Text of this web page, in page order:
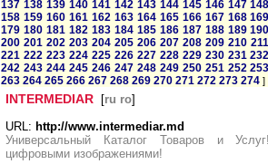
137 138 139 140 141 142 143 144 145 146 147
158 159 160 161 162 163 164 165 166 167 168
179 180 181 182 183 184 185 186 187 188 189
200 201 202 203 204 205 206 207 208 209 210 211
221 222 223 224 225 226 227 228 229 230 231
242 243 244 245 246 247 248 249 250 251 252
263 264 265 266 267 268 269 270 271 272 273 274 ]
INTERMEDIAR [ru ro]
URL: http://www.intermediar.md
Универсальный Каталог Товаров и
цифровыми изображениями!